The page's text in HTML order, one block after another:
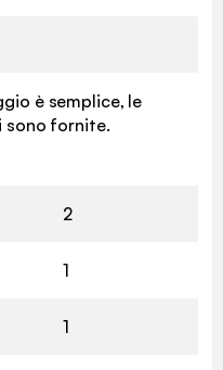
è semplice, le
sono fornite.
2
1
1